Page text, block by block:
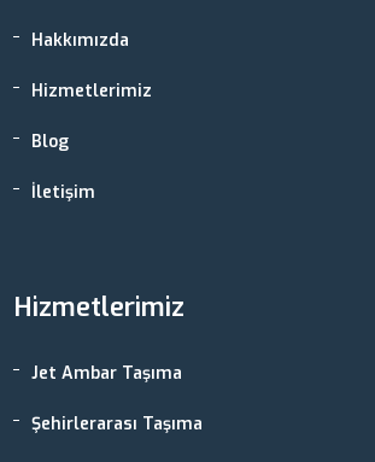
Hakkımızda
Hizmetlerimiz
Blog
İletişim
Hizmetlerimiz
Jet Ambar Taşıma
Şehirlerarası Taşıma